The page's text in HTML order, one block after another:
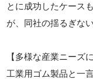
とに成功したケース
が、同社の揺るぎな
【多様な産業ニーズ
工業用ゴム製品と一